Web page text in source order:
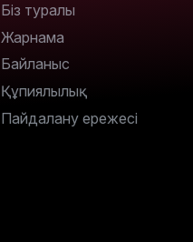
Біз туралы
Жарнама
Байланыс
Құпиялылық
Пайдалану ережесі